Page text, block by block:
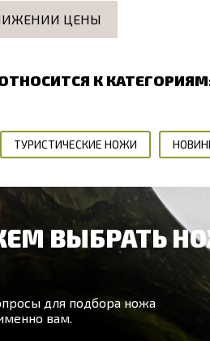
ЦЕНЫ
К
ТУРИСТИЧЕСКИЕ НОЖИ
ВЫБРАТЬ
для подбора ножа
вам.